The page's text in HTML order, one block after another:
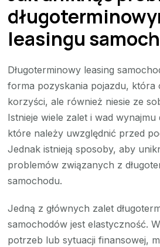
leasingu
Długoterminowy leasing
forma pozyskania pojazdu, która
korzyści, ale również niesie ze
Istnieje wiele zalet i wad wynajmu
które należy uwzględnić przed
Jednak istnieją sposoby, aby
problemów związanych z
samochodu.
Jedną z głównych zalet
samochodów jest elastyczność.
potrzeb lub sytuacji finansowej,